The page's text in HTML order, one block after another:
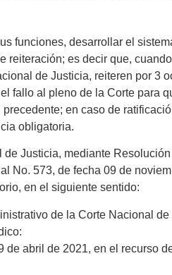
funciones, desarrollar el
reiteración; es decir que,
de Justicia, reiteren por 3
fallo al pleno de la Corte para
en caso de
obligatoria.
Justicia, mediante
No. 573, de fecha 09 de
en el siguiente sentido:
de la Corte Nacional de
abril de 2021, en el recurso